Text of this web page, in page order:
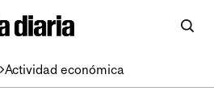
Actividad económica